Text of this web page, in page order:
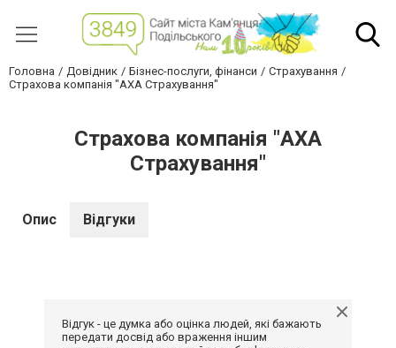
Головна Довідник Бізнес-послуги, фінанси
Страхування
Страхова компанія "АХА Страхування"
Страхова компанія "АХА
Страхування"
Опис Відгуки
Відгук - це думка або оцінка людей, які бажають
передати досвід або враження іншим